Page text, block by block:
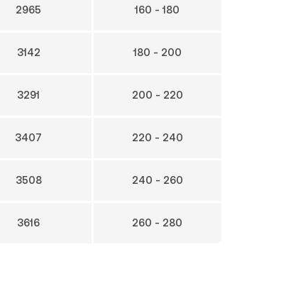
2965
3142
3291
3407
3508
3616
160 - 180
180 - 200
200 - 220
220 - 240
240 - 260
260 - 280